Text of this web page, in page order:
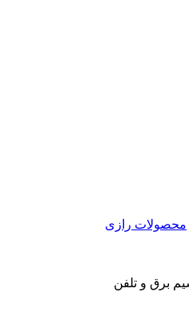
محصولات رازی
برق و تلفن